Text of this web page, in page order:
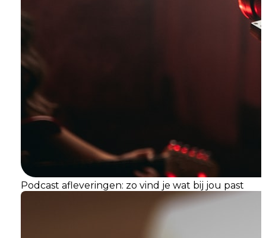
Podcast afleveringen: zo vind je wat bij jou past